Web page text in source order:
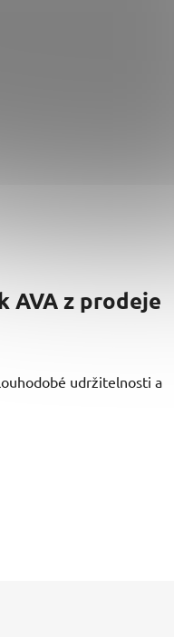
AVA z prodeje
udržitelnosti a